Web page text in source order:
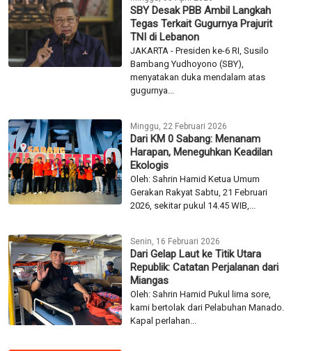
SBY Desak PBB Ambil Langkah
Tegas Terkait Gugurnya Prajurit
TNI di Lebanon
JAKARTA - Presiden ke-6 RI, Susilo
Bambang Yudhoyono (SBY),
menyatakan duka mendalam atas
gugurnya...
Minggu, 22 Februari 2026
Dari KM 0 Sabang: Menanam
Harapan, Meneguhkan Keadilan
Ekologis
Oleh: Sahrin Hamid Ketua Umum
Gerakan Rakyat Sabtu, 21 Februari
2026, sekitar pukul 14.45 WIB,...
Senin, 16 Februari 2026
Dari Gelap Laut ke Titik Utara
Republik: Catatan Perjalanan dari
Miangas
Oleh: Sahrin Hamid Pukul lima sore,
kami bertolak dari Pelabuhan Manado.
Kapal perlahan...